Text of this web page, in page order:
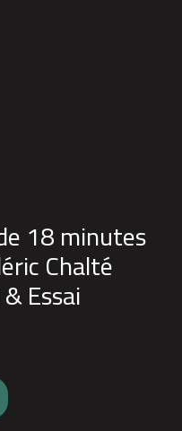
18 minutes
Chalté
Essai